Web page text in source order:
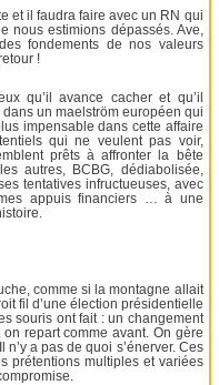
et il faudra faire avec un RN qui
nous estimions dépassés. Ave,
fondements de nos valeurs
!
qu’il avance cacher et qu’il
un maelström européen qui
impensable dans cette affaire
qui ne veulent pas voir,
prêts à affronter la bête
autres, BCBG, dédiabolisée,
tentatives infructueuses, avec
appuis financiers … à une
comme si la montagne allait
fil d’une élection présidentielle
souris ont fait : un changement
repart comme avant. On gère
a pas de quoi s’énerver. Ces
prétentions multiples et variées